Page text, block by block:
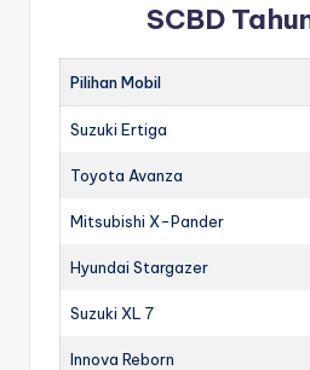
SCBD
Pilihan Mobil
Suzuki Ertiga
Toyota Avanza
Mitsubishi X-Pander
Hyundai Stargazer
Suzuki XL 7
Innova Reborn